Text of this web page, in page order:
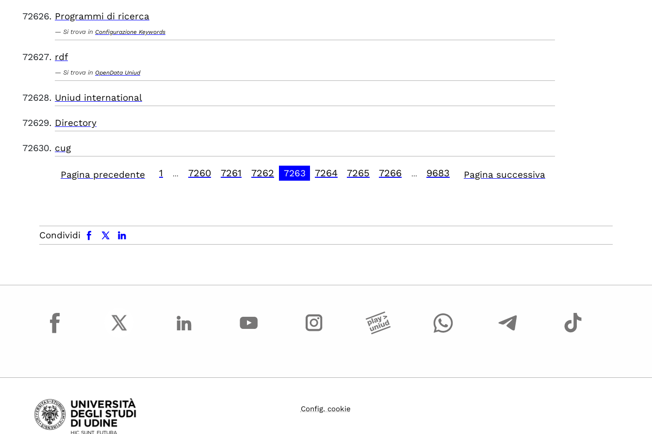
Programmi di ricerca
Si trova in Configurazione Keywords
rdf
Si trova in OpenData Uniud
Uniud international
Directory
cug
Pagina precedente 1 7260 7261 7262 7263 7264 7265 7266 9683 Pagina successiva
Condividi
facebook x.com linkedin
facebook
Config. cookie